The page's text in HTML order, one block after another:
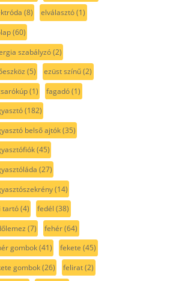
(8) elválasztó(1)
(60)
szabályzó(2)
(5) ezüst színű(2)
(1) fagadó(1)
(182)
belső ajtók(35)
(45)
(27)
(14)
tartó(4) fedél (38)
(7) fehér(64)
gombok(41) fekete (45)
gombok(26) felirat(2)